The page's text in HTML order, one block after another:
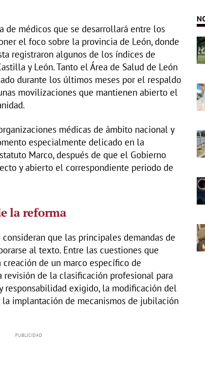
de médicos que se desarrollará entre los
el foco sobre la provincia de León, donde
registraron algunos de los índices de
y León. Tanto el Área de Salud de León
durante los últimos meses por el respaldo
movilizaciones que mantienen abierto el
médicas de ámbito nacional y
especialmente delicado en la
Marco, después de que el Gobierno
y abierto el correspondiente periodo de
la reforma
que las principales demandas de
al texto. Entre las cuestiones que
de un marco específico de
revisión de la clasificación profesional para
responsabilidad exigido, la modificación del
la implantación de mecanismos de jubilación